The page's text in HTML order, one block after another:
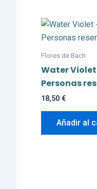
Flores de Bach
Water
Personas
18,50 €
Añadir al